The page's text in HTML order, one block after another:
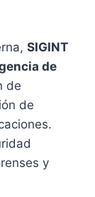
SIGINT
de
de
de
y